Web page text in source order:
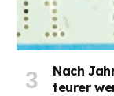
Nach
teurer